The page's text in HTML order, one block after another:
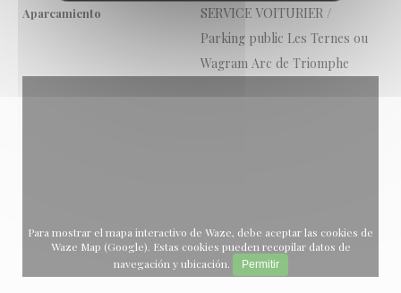
Aparcamiento
SERVICE VOITURIER /
Parking public Les Ternes ou
Wagram Arc de Triomphe
Para mostrar el mapa interactivo de Waze, debe aceptar las cookies de
Waze Map (Google). Estas cookies pueden recopilar datos de
navegación y ubicación.
Permitir